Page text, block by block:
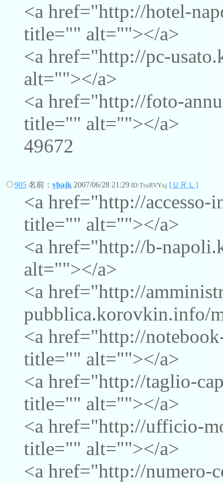
<a href="http://hotel-
title="" alt=""></a>
<a href="http://pc-
alt=""></a>
<a href="http://foto-
title="" alt=""></a>
49672
905 名前： vbajk 2007/06/28 21:29 ID:TtuRVYxj [ＵＲＬ]
<a href="http://
title="" alt=""></a>
<a href="http://b-
alt=""></a>
<a href="http://
pubblica.korovkin.info/
<a href="http://
title="" alt=""></a>
<a href="http://taglio-
title="" alt=""></a>
<a href="http://ufficio-
title="" alt=""></a>
<a href="http://